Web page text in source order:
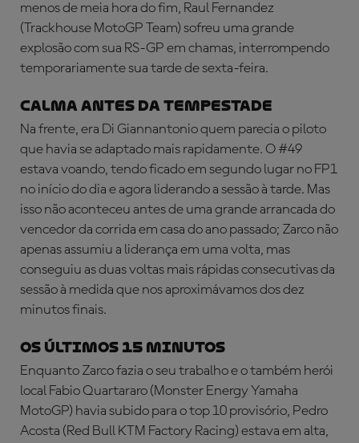
menos de meia hora do fim, Raul Fernandez
(Trackhouse MotoGP Team) sofreu uma grande
explosão com sua RS-GP em chamas, interrompendo
temporariamente sua tarde de sexta-feira.
CALMA ANTES DA TEMPESTADE
Na frente, era Di Giannantonio quem parecia o piloto
que havia se adaptado mais rapidamente. O #49
estava voando, tendo ficado em segundo lugar no FP1
no início do dia e agora liderando a sessão à tarde. Mas
isso não aconteceu antes de uma grande arrancada do
vencedor da corrida em casa do ano passado; Zarco não
apenas assumiu a liderança em uma volta, mas
conseguiu as duas voltas mais rápidas consecutivas da
sessão à medida que nos aproximávamos dos dez
minutos finais.
OS ÚLTIMOS 15 MINUTOS
Enquanto Zarco fazia o seu trabalho e o também herói
local Fabio Quartararo (Monster Energy Yamaha
MotoGP) havia subido para o top 10 provisório, Pedro
Acosta (Red Bull KTM Factory Racing) estava em alta,